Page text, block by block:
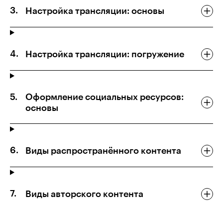
Настройка трансляции: основы
Настройка трансляции: погружение
Оформление социальных ресурсов:
основы
Виды распространённого контента
Виды авторского контента